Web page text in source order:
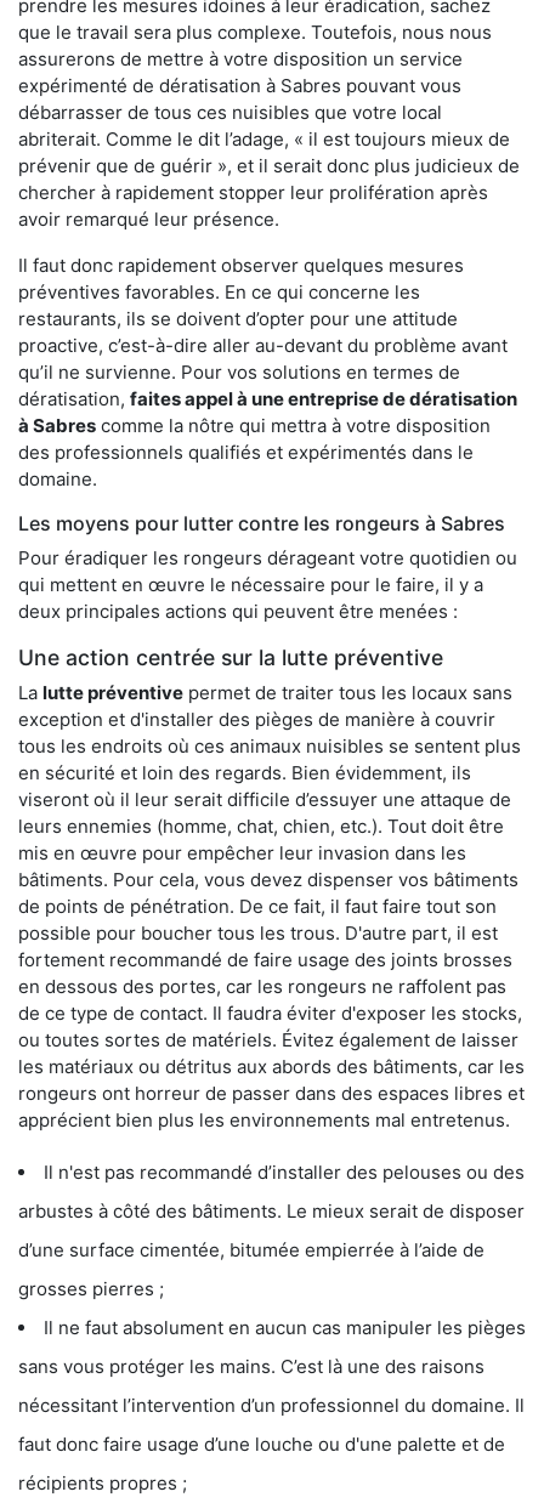
prendre les mesures idoines à leur éradication, sachez
que le travail sera plus complexe. Toutefois, nous nous
assurerons de mettre à votre disposition un service
expérimenté de dératisation à Sabres pouvant vous
débarrasser de tous ces nuisibles que votre local
abriterait. Comme le dit l’adage, « il est toujours mieux de
prévenir que de guérir », et il serait donc plus judicieux de
chercher à rapidement stopper leur prolifération après
avoir remarqué leur présence.
Il faut donc rapidement observer quelques mesures
préventives favorables. En ce qui concerne les
restaurants, ils se doivent d’opter pour une attitude
proactive, c’est-à-dire aller au-devant du problème avant
qu’il ne survienne. Pour vos solutions en termes de
dératisation, faites appel à une entreprise de dératisation
à Sabres comme la nôtre qui mettra à votre disposition
des professionnels qualifiés et expérimentés dans le
domaine.
Les moyens pour lutter contre les rongeurs à Sabres
Pour éradiquer les rongeurs dérageant votre quotidien ou
qui mettent en œuvre le nécessaire pour le faire, il y a
deux principales actions qui peuvent être menées :
Une action centrée sur la lutte préventive
La lutte préventive permet de traiter tous les locaux sans
exception et d'installer des pièges de manière à couvrir
tous les endroits où ces animaux nuisibles se sentent plus
en sécurité et loin des regards. Bien évidemment, ils
viseront où il leur serait difficile d’essuyer une attaque de
leurs ennemies (homme, chat, chien, etc.). Tout doit être
mis en œuvre pour empêcher leur invasion dans les
bâtiments. Pour cela, vous devez dispenser vos bâtiments
de points de pénétration. De ce fait, il faut faire tout son
possible pour boucher tous les trous. D'autre part, il est
fortement recommandé de faire usage des joints brosses
en dessous des portes, car les rongeurs ne raffolent pas
de ce type de contact. Il faudra éviter d'exposer les stocks,
ou toutes sortes de matériels. Évitez également de laisser
les matériaux ou détritus aux abords des bâtiments, car les
rongeurs ont horreur de passer dans des espaces libres et
apprécient bien plus les environnements mal entretenus.
Il n'est pas recommandé d’installer des pelouses ou des
arbustes à côté des bâtiments. Le mieux serait de disposer
d’une surface cimentée, bitumée empierrée à l’aide de
grosses pierres ;
Il ne faut absolument en aucun cas manipuler les pièges
sans vous protéger les mains. C’est là une des raisons
nécessitant l’intervention d’un professionnel du domaine. Il
faut donc faire usage d’une louche ou d'une palette et de
récipients propres ;